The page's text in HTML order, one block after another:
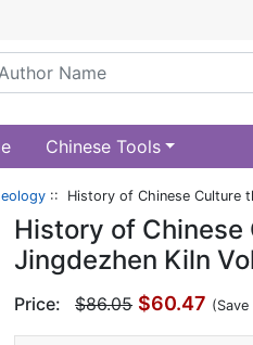
Chinese Tools
:: History of Chinese Culture
History of Chinese
Jingdezhen Kiln
Price: $86.05 $60.47